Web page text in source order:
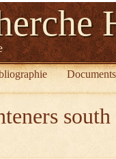
Documents